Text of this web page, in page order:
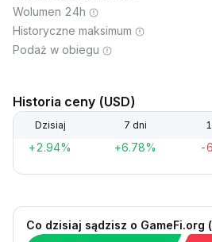
Wolumen 24h
Historyczne maksimum
Podaż w obiegu
Historia ceny (USD)
Dzisiaj 7 dni
+2.94% +6.78% -
Co dzisiaj sądzisz o GameFi.org